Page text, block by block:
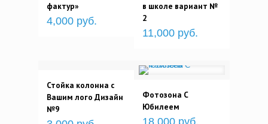
фактур»
4,000 руб.
в школе вариант №
2
11,000 руб.
Стойка колонна с
Вашим лого Дизайн
№9
Фотозона С
Юбилеем
18,000 руб.